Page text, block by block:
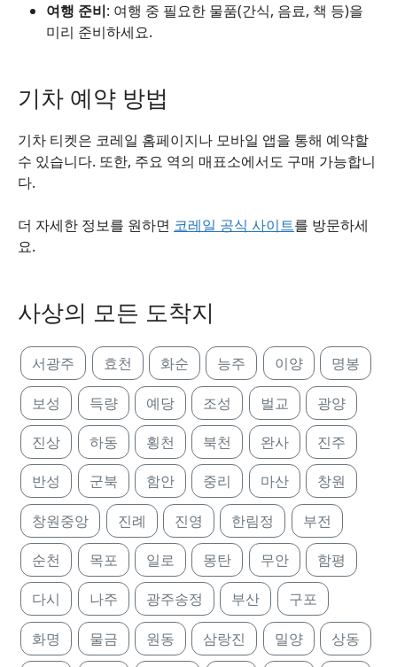
여행 준비: 여행 중 필요한 물품(간식, 음료, 책 등)을
미리 준비하세요.
기차 예약 방법
기차 티켓은 코레일 홈페이지나 모바일 앱을 통해 예약할
수 있습니다. 또한, 주요 역의 매표소에서도 구매 가능합니
다.
더 자세한 정보를 원하면 코레일 공식 사이트를 방문하세
요.
사상의 모든 도착지
서광주 효천 화순 능주 이양 명봉
보성 득량 예당 조성 벌교 광양
진상 하동 횡천 북천 완사 진주
반성 군북 함안 중리 마산 창원
창원중앙 진례 진영 한림정 부전
순천 목포 일로 몽탄 무안 함평
다시 나주 광주송정 부산 구포
화명 물금 원동 삼랑진 밀양 상동